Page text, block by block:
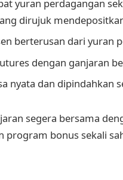
yuran perdagangan
dirujuk
berterusan dari
dengan ganjaran
nyata dan dipindahkan
segera bersama
program bonus sekali